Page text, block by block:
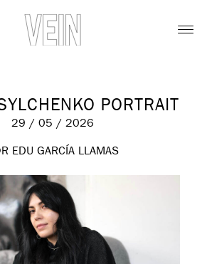
PORTRAIT
29 / 05 / 2026
EDU GARCÍA LLAMAS